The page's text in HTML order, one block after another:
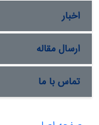
اخبار
ارسال مقاله
تماس با ما